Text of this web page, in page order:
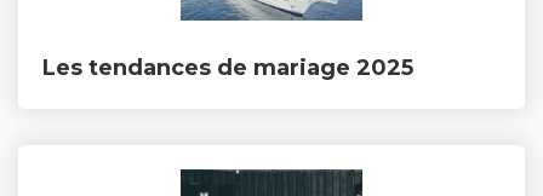
Les tendances de mariage 2025